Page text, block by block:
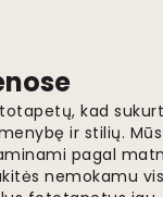
kad
ir stilių.
pagal
nemokamu